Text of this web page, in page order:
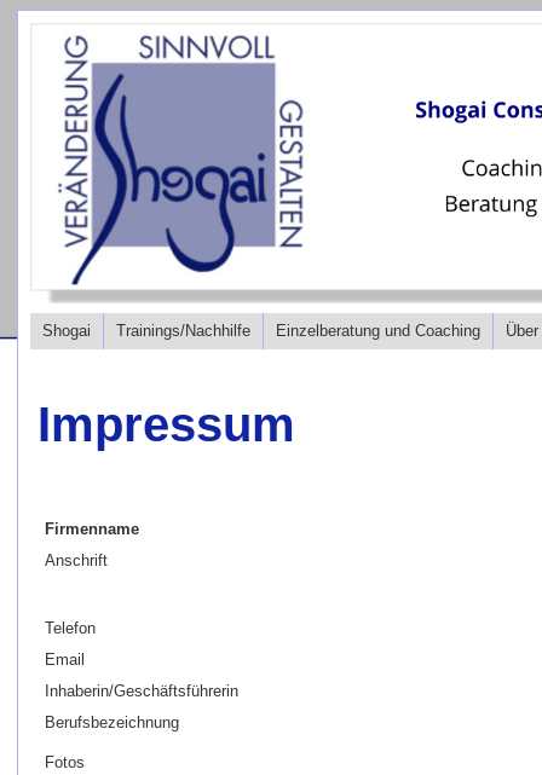
Shogai Trainings/Nachhilfe Einzelberatung und Coaching
Impressum
Firmenname
Anschrift
Telefon
Email
Inhaberin/Geschäftsführerin
Berufsbezeichnung
Fotos